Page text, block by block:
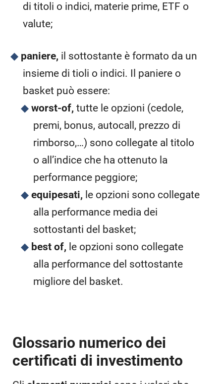
di titoli o indici, materie prime, ETF o
valute;
paniere, il sottostante è formato da un
insieme di tioli o indici. Il paniere o
basket può essere:
worst-of, tutte le opzioni (cedole,
premi, bonus, autocall, prezzo di
rimborso,…) sono collegate al titolo
o all’indice che ha ottenuto la
performance peggiore;
equipesati, le opzioni sono collegate
alla performance media dei
sottostanti del basket;
best of, le opzioni sono collegate
alla performance del sottostante
migliore del basket.
Glossario numerico dei
certificati di investimento